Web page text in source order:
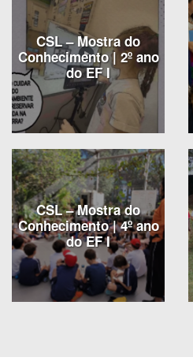
CSL – Mostra do
Conhecimento | 2º ano
do EF I
CSL – Mostra do
Conhecimento | 4º ano
do EF I